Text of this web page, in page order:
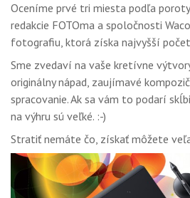
Oceníme prvé tri miesta podľa
redakcie FOTOma a spoločnosti
fotografiu, ktorá získa najvyšší
Sme zvedaví na vaše kretívne
originálny nápad, zaujímavé
spracovanie. Ak sa vám to podarí
na výhru sú veľké. :-)
Stratiť nemáte čo, získať môžete